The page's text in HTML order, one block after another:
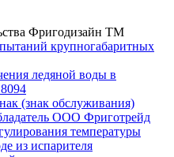
Фригодизайн ТМ